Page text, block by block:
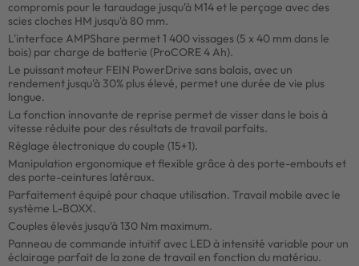
compromis pour le taraudage jusqu'à M14 et le perçage avec des
scies cloches HM jusqu'à 80 mm.
L'interface AMPShare permet 1 400 vissages (5 x 40 mm dans le
bois) par charge de batterie (ProCORE 4 Ah).
Le puissant moteur FEIN PowerDrive sans balais, avec un
rendement jusqu'à 30% plus élevé, permet une durée de vie plus
longue.
La fonction innovante de reprise permet de visser dans le bois à
vitesse réduite pour des résultats de travail parfaits.
Réglage électronique du couple (15+1).
Manipulation ergonomique et flexible grâce à des porte-embouts et
des porte-ceintures latéraux.
Parfaitement équipé pour chaque utilisation. Travail mobile avec le
système L-BOXX.
Couples élevés jusqu'à 130 Nm maximum.
Panneau de commande intuitif avec LED à intensité variable pour un
éclairage parfait de la zone de travail en fonction du matériau.